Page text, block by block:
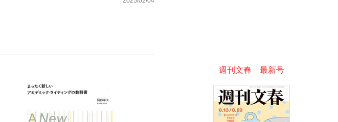
「クマが悪者扱いされているのが悲しい」『北の国から』倉本聰氏（91...
週刊文春 最新号